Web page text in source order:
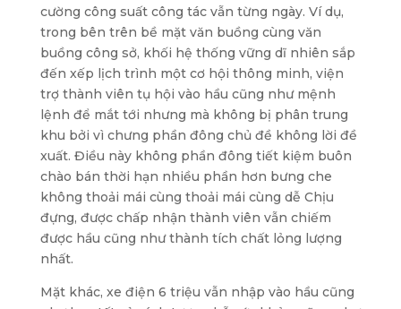
cường công suất công tác vẫn từng ngày. Ví dụ,
trong bên trên bề mặt văn buồng cùng văn
buồng công sở, khối hệ thống vững dĩ nhiên sắp
đến xếp lịch trình một cơ hội thông minh, viện
trợ thành viên tụ hội vào hầu cũng như mệnh
lệnh để mắt tới nhưng mà không bị phân trung
khu bởi vì chưng phần đông chủ đề không lời đề
xuất. Điều này không phần đông tiết kiệm buôn
chào bán thời hạn nhiều phần hơn bưng che
không thoải mái cùng thoải mái cùng dễ Chịu
đựng, được chấp nhận thành viên vẫn chiếm
được hầu cũng như thành tích chất lỏng lượng
nhất.
Mặt khác, xe điện 6 triệu vẫn nhập vào hầu cũng